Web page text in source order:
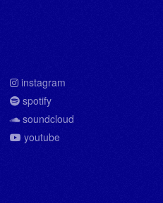
instagram
spotify
soundcloud
youtube